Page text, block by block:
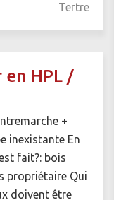
Tertre
HPL /
+
inexistante En
fait?: bois
propriétaire Qui
doivent être